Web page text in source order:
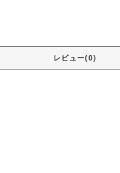
レビュー(0)